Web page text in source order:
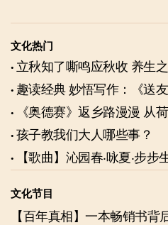
文化热门
立秋知了嘶
趣读经典 妙悟写作：《送
《奥德赛》返乡路漫漫 从
孩子教我们大人哪些事？
【歌曲】沁园春‧咏夏‧步步
文化节目
【百年真相】一本畅销书背